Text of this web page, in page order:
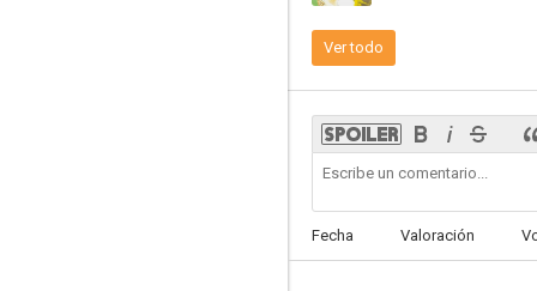
Entre redes
--
Ver todo
Fecha Valoración